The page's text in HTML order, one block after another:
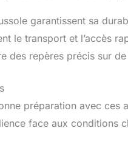
garantissent sa
le transport et l’accès
des repères précis sur
préparation avec ces
face aux conditions